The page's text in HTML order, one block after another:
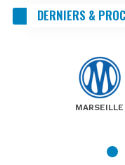
DERNIERS &
MARSEILLE